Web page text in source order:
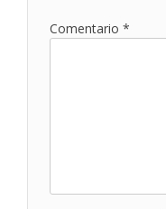
Comentario *